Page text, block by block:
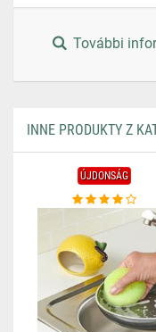
További
INNE PRODUKTY Z
ÚJDONSÁG